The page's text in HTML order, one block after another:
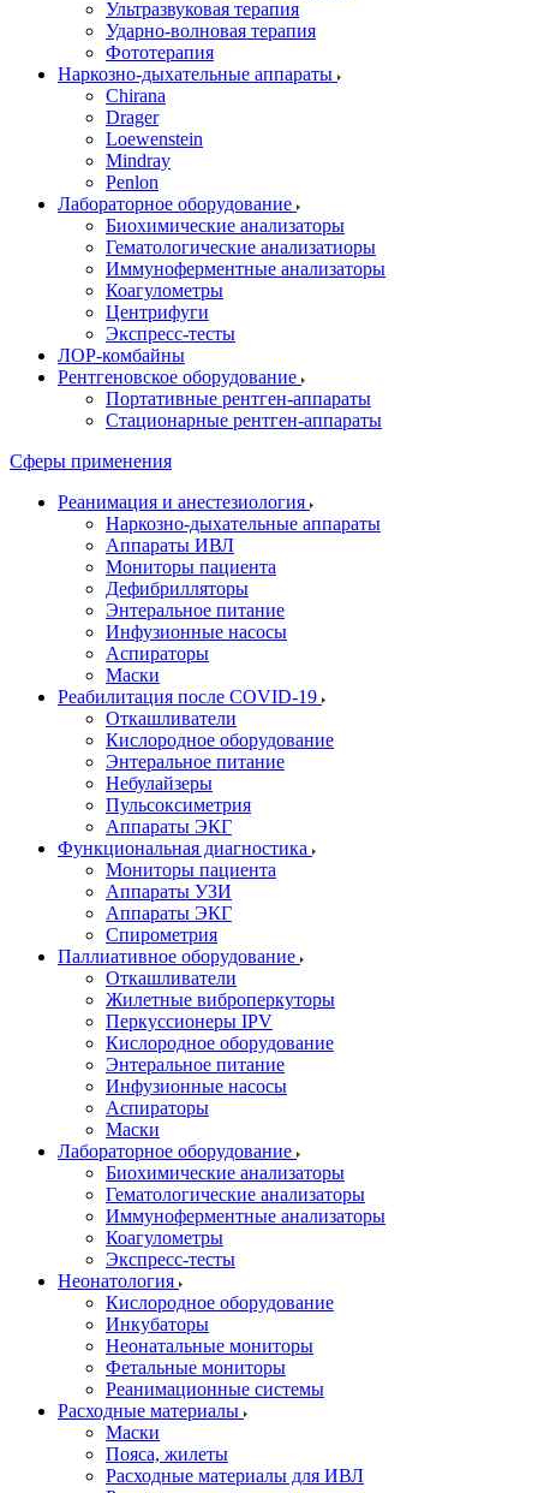
Ультразвуковая терапия
Ударно-волновая терапия
Фототерапия
Наркозно-дыхательные аппараты
Chirana
Drager
Loewenstein
Mindray
Penlon
Лабораторное оборудование
Биохимические анализаторы
Гематологические анализатиоры
Иммуноферментные анализаторы
Коагулометры
Центрифуги
Экспресс-тесты
ЛОР-комбайны
Рентгеновское оборудование
Портативные рентген-аппараты
Стационарные рентген-аппараты
Сферы применения
Реанимация и анестезиология
Наркозно-дыхательные аппараты
Аппараты ИВЛ
Мониторы пациента
Дефибрилляторы
Энтеральное питание
Инфузионные насосы
Аспираторы
Маски
Реабилитация после COVID-19
Откашливатели
Кислородное оборудование
Энтеральное питание
Небулайзеры
Пульсоксиметрия
Аппараты ЭКГ
Функциональная диагностика
Мониторы пациента
Аппараты УЗИ
Аппараты ЭКГ
Спирометрия
Паллиативное оборудование
Откашливатели
Жилетные виброперкуторы
Перкуссионеры IPV
Кислородное оборудование
Энтеральное питание
Инфузионные насосы
Аспираторы
Маски
Лабораторное оборудование
Биохимические анализаторы
Гематологические анализаторы
Иммуноферментные анализаторы
Коагулометры
Экспресс-тесты
Неонатология
Кислородное оборудование
Инкубаторы
Неонатальные мониторы
Фетальные мониторы
Реанимационные системы
Расходные материалы
Маски
Пояса, жилеты
Расходные материалы для ИВЛ